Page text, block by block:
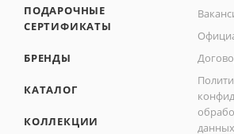
ПОДАРОЧНЫЕ
СЕРТИФИКАТЫ
БРЕНДЫ
КАТАЛОГ
КОЛЛЕКЦИИ
данных